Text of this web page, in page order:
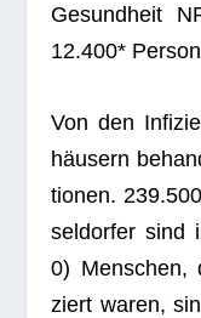
Gesund­heit
12.400*
Von den
häu­sern
tio­nen.
sel­dor­fer sind
0) Men­schen,
ziert waren,